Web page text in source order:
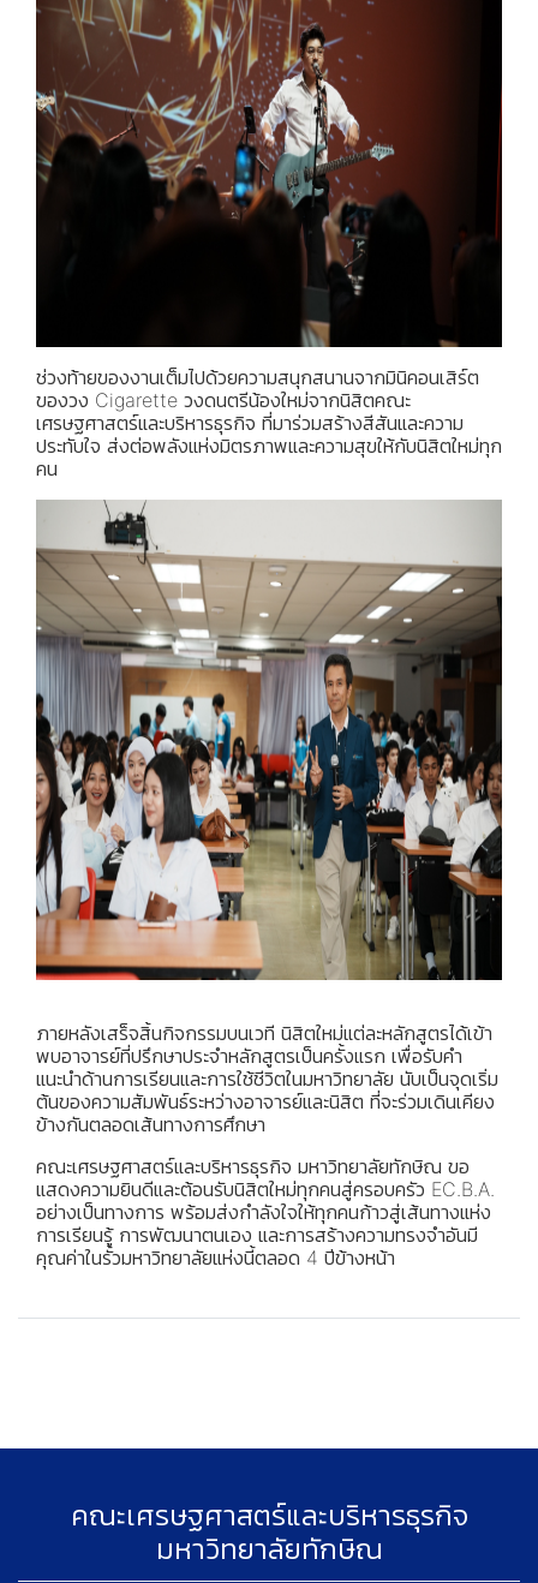
ช่วงท้ายของงานเต็มไปด้วยความสนุกสนานจากมินิคอนเสิร์ต
ของวง Cigarette วงดนตรีน้องใหม่จากนิสิตคณะ
เศรษฐศาสตร์และบริหารธุรกิจ ที่มาร่วมสร้างสีสันและความ
ประทับใจ ส่งต่อพลังแห่งมิตรภาพและความสุขให้กับนิสิตใหม่ทุก
คน
ภายหลังเสร็จสิ้นกิจกรรมบนเวที นิสิตใหม่แต่ละหลักสูตรได้เข้า
พบอาจารย์ที่ปรึกษาประจำหลักสูตรเป็นครั้งแรก เพื่อรับคำ
แนะนำด้านการเรียนและการใช้ชีวิตในมหาวิทยาลัย นับเป็นจุดเริ่ม
ต้นของความสัมพันธ์ระหว่างอาจารย์และนิสิต ที่จะร่วมเดินเคียง
ข้างกันตลอดเส้นทางการศึกษา
คณะเศรษฐศาสตร์และบริหารธุรกิจ มหาวิทยาลัยทักษิณ ขอ
แสดงความยินดีและต้อนรับนิสิตใหม่ทุกคนสู่ครอบครัว EC.B.A.
อย่างเป็นทางการ พร้อมส่งกำลังใจให้ทุกคนก้าวสู่เส้นทางแห่ง
การเรียนรู้ การพัฒนาตนเอง และการสร้างความทรงจำอันมี
คุณค่าในรั้วมหาวิทยาลัยแห่งนี้ตลอด 4 ปีข้างหน้า
คณะเศรษฐศาสตร์และบริหารธุรกิจ
มหาวิทยาลัยทักษิณ